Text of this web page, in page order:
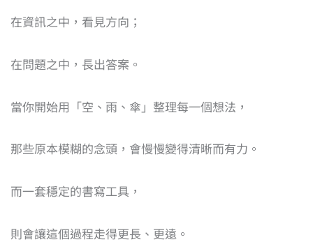
在資訊之中，看見方向；
在問題之中，長出答案。
當你開始用「空、雨、傘」整理每一個想法，
那些原本模糊的念頭，會慢慢變得清晰而有力。
而一套穩定的書寫工具，
則會讓這個過程走得更長、更遠。